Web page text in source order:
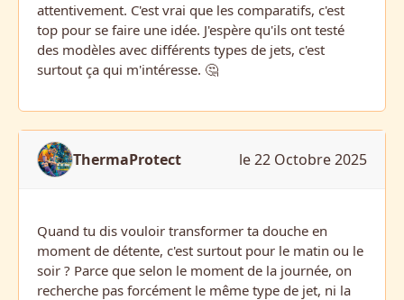
attentivement. C'est vrai que les comparatifs, c'est
top pour se faire une idée. J'espère qu'ils ont testé
des modèles avec différents types de jets, c'est
surtout ça qui m'intéresse. 🤔
ThermaProtect le 22 Octobre 2025
Quand tu dis vouloir transformer ta douche en
moment de détente, c'est surtout pour le matin ou le
soir ? Parce que selon le moment de la journée, on
recherche pas forcément le même type de jet, ni la